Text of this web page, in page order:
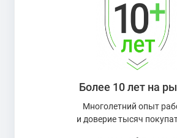
Более 10 лет на
Многолетний опыт
и доверие тысяч